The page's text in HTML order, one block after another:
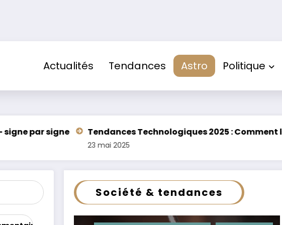
Actualités Tendances Astro Politique
Tendances Technologiques 2025 : Comment l’IA et la
Société & tendances